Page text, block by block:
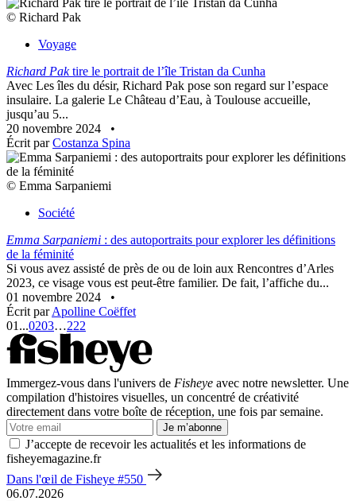
© Richard Pak
Voyage
Richard Paktire le portrait de l’île Tristan da Cunha
Avec Les îles du désir, Richard Pak pose son regard sur l’espace
insulaire. La galerie Le Château d’Eau, à Toulouse accueille,
jusqu’au 5...
20 novembre 2024
•
Écrit parCostanza Spina
© Emma Sarpaniemi
Société
Emma Sarpaniemi : des autoportraits pour explorer les définitions
de la féminité
Si vous avez assisté de près de ou de loin aux Rencontres d’Arles
2023, ce visage vous est peut-être familier. De fait, l’affiche du...
01 novembre 2024
•
Écrit parApolline Coëffet
01 ...0203…222
Immergez-vous dans l'univers de Fisheye avec notre newsletter. Une
compilation d'histoires visuelles, un concentré de créativité
directement dans votre boîte de réception, une fois par semaine.
Je m’abonne
J’accepte de recevoir les actualités et les informations de
fisheyemagazine.fr
Dans l'œil de Fisheye #550
06.07.2026